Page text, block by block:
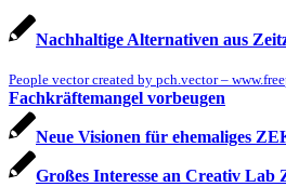
Nachhaltige Alternativen aus
People vector created by pch.vector –
Fachkräftemangel vorbeugen
Neue Visionen für ehemaliges
Großes Interesse an Creativ Lab